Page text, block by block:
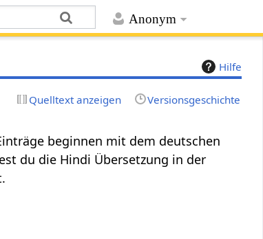
Anonym
Hilfe
Quelltext anzeigen Versionsgeschichte
beginnen mit dem deutschen
du die Hindi Übersetzung in der